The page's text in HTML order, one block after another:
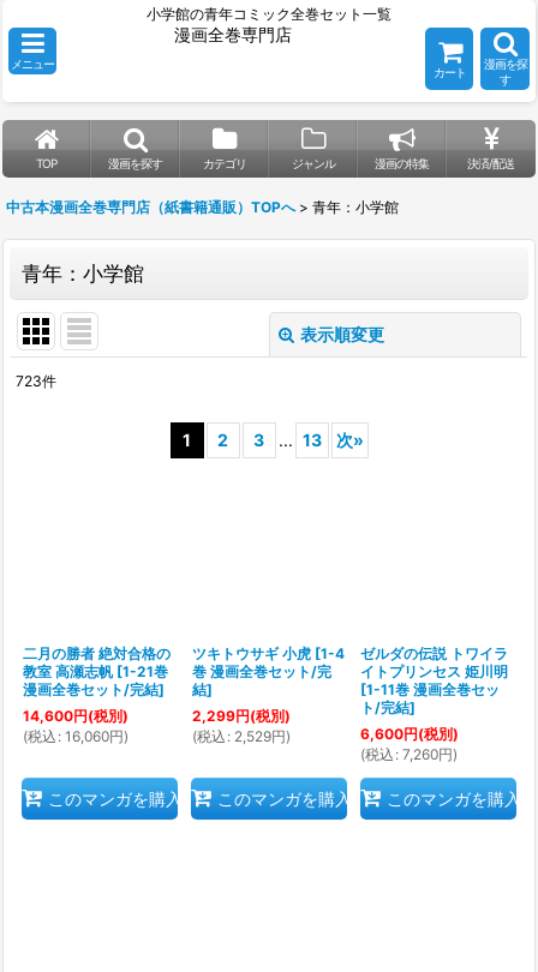
小学館の青年コミック全巻セット一覧
メニュー
漫画全巻専門店
カート
漫画を探
す
TOP 漫画を探す カテゴリ ジャンル 漫画の特集 決済/配送
中古本漫画全巻専門店（紙書籍通販）TOPへ > 青年：小学館
青年：小学館
表示順変更
723件
1 2 3 ... 13 次»
二月の勝者 絶対合格の
教室 高瀬志帆 [1-21巻
漫画全巻セット/完結]
14,600円(税別)
(税込 : 16,060円)
このマンガを購入
ツキトウサギ 小虎 [1-4
巻 漫画全巻セット/完
結]
2,299円(税別)
(税込 : 2,529円)
このマンガを購入
ゼルダの伝説 トワイラ
イトプリンセス 姫川明
[1-11巻 漫画全巻セッ
ト/完結]
6,600円(税別)
(税込 : 7,260円)
このマンガを購入